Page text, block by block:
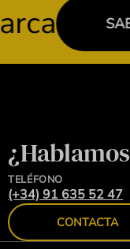
SABER MÁS
TELÉFONO
(+34) 91 635 52 47
CONTACTA